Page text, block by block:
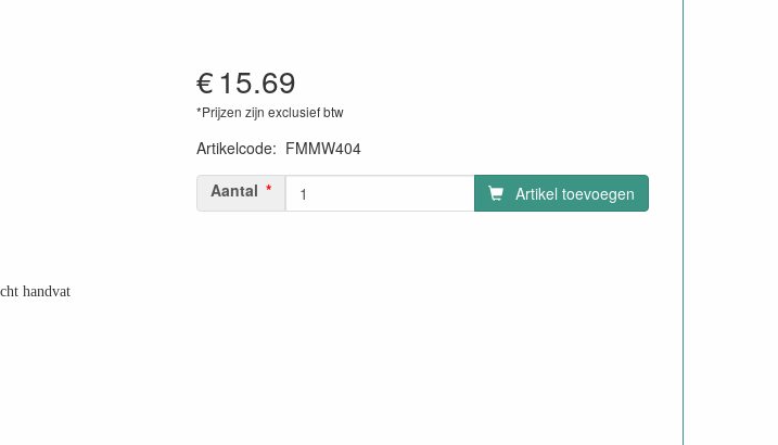
€15.69
*Prijzen zijn exclusief btw
Artikelcode: FMMW404
Aantal
Artikel toevoegen
handvat